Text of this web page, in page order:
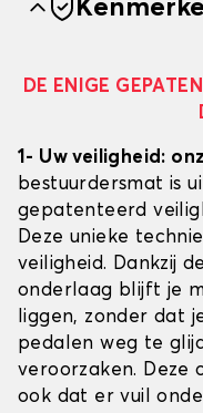
DE ENIGE
1- Uw veiligheid:
bestuurdersmat is
gepatenteerd
Deze unieke
veiligheid. Dankzij
onderlaag blijft je
liggen, zonder dat
pedalen weg te
veroorzaken. Deze
ook dat er vuil